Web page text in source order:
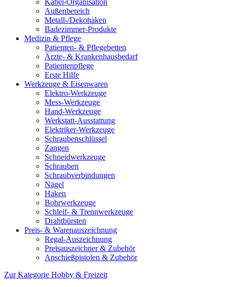
Kabel-Organisation
Außenbereich
Metall-/Dekohaken
Badezimmer-Produkte
Medizin & Pflege
Patienten- & Pflegebetten
Ärzte- & Krankenhausbedarf
Patientenpflege
Erste Hilfe
Werkzeuge & Eisenwaren
Elektro-Werkzeuge
Mess-Werkzeuge
Hand-Werkzeuge
Werkstatt-Ausstattung
Elektriker-Werkzeuge
Schraubenschlüssel
Zangen
Schneidwerkzeuge
Schrauben
Schraubverbindungen
Nägel
Haken
Bohrwerkzeuge
Schleif- & Trennwerkzeuge
Drahtbürsten
Preis- & Warenauszeichnung
Regal-Auszeichnung
Preisauszeichner & Zubehör
Anschießpistolen & Zubehör
Zur Kategorie Hobby & Freizeit